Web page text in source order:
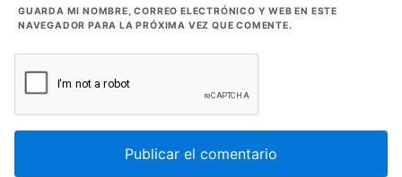
GUARDA MI NOMBRE, CORREO ELECTRÓNICO Y WEB EN ESTE
NAVEGADOR PARA LA PRÓXIMA VEZ QUE COMENTE.